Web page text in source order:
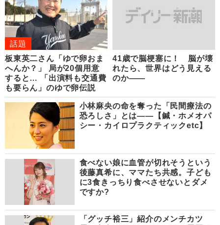
話題
板東英二さん「ゆで卵おま
へんか？」 局が20個用意
すると… 「出演料も交通費
も要らん」のゆで卵伝説
41歳で脳梗塞に！ 脳が壊
れたら、世界はどう見える
のか――
小林麻央の命を奪った「民間療法の
恐ろしさ」とは――【鍼・ホメオパ
シー・カイロプラクティックetc】
食べない娘に血管が切れそうという
後藤真希に、ママたち共感。子ども
に3食きっちり食べさせないとダメ
ですか?
「グッチ裕三」紹介のメンチカツ